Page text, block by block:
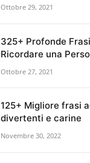
Ottobre 29, 2021
325+ Profonde
Ricordare una
Ottobre 27, 2021
125+ Migliore frasi
divertenti e carine
Novembre 30, 2022